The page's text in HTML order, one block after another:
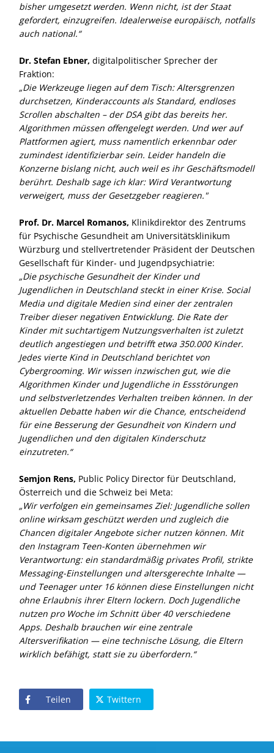
bisher umgesetzt werden. Wenn nicht, ist der Staat
gefordert, einzugreifen. Idealerweise europäisch, notfalls
auch national.“
Dr. Stefan Ebner, digitalpolitischer Sprecher der
Fraktion:
Die Werkzeuge liegen auf dem Tisch: Altersgrenzen
durchsetzen, Kinderaccounts als Standard, endloses
Scrollen abschalten – der DSA gibt das bereits her.
Algorithmen müssen offengelegt werden. Und wer auf
Plattformen agiert, muss namentlich erkennbar oder
zumindest identifizierbar sein. Leider handeln die
Konzerne bislang nicht, auch weil es ihr Geschäftsmodell
berührt. Deshalb sage ich klar: Wird Verantwortung
verweigert, muss der Gesetzgeber reagieren."
Prof. Dr. Marcel Romanos, Klinikdirektor des Zentrums
für Psychische Gesundheit am Universitätsklinikum
Würzburg und stellvertretender Präsident der Deutschen
Gesellschaft für Kinder- und Jugendpsychiatrie:
Die psychische Gesundheit der Kinder und
Jugendlichen in Deutschland steckt in einer Krise. Social
Media und digitale Medien sind einer der zentralen
Treiber dieser negativen Entwicklung. Die Rate der
Kinder mit suchtartigem Nutzungsverhalten ist zuletzt
deutlich angestiegen und betrifft etwa 350.000 Kinder.
Jedes vierte Kind in Deutschland berichtet von
Cybergrooming. Wir wissen inzwischen gut, wie die
Algorithmen Kinder und Jugendliche in Essstörungen
und selbstverletzendes Verhalten treiben können. In der
aktuellen Debatte haben wir die Chance, entscheidend
für eine Besserung der Gesundheit von Kindern und
Jugendlichen und den digitalen Kinderschutz
einzutreten.“
Semjon Rens, Public Policy Director für Deutschland,
Österreich und die Schweiz bei Meta:
Wir verfolgen ein gemeinsames Ziel: Jugendliche sollen
online wirksam geschützt werden und zugleich die
Chancen digitaler Angebote sicher nutzen können. Mit
den Instagram Teen-Konten übernehmen wir
Verantwortung: ein standardmäßig privates Profil, strikte
Messaging-Einstellungen und altersgerechte Inhalte —
und Teenager unter 16 können diese Einstellungen nicht
ohne Erlaubnis ihrer Eltern lockern. Doch Jugendliche
nutzen pro Woche im Schnitt über 40 verschiedene
Apps. Deshalb brauchen wir eine zentrale
Altersverifikation — eine technische Lösung, die Eltern
wirklich befähigt, statt sie zu überfordern.“
Teilen Twittern